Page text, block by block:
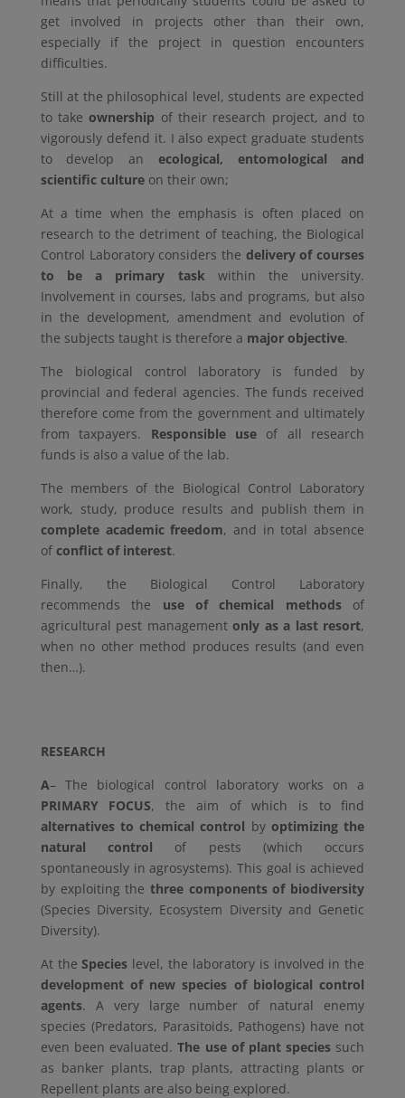
get involved in projects other than their own,
especially if the project in question encounters
difficulties.
Still at the philosophical level, students are expected
to takeownership of their research project, and to
vigorously defend it. I also expect graduate students
to develop an ecological, entomological and
scientific cultureon their own;
At a time when the emphasis is often placed on
research to the detriment of teaching, the Biological
Control Laboratory considers the delivery of courses
to be a primary taskwithin the university.
Involvement in courses, labs and programs, but also
in the development, amendment and evolution of
the subjects taught is therefore a major objective.
The biological control laboratory is funded by
provincial and federal agencies. The funds received
therefore come from the government and ultimately
from taxpayers. Responsible use of all research
funds is also a value of the lab.
The members of the Biological Control Laboratory
work, study, produce results and publish them in
complete academic freedom, and in total absence
of conflict of interest.
Finally, the Biological Control Laboratory
recommends the use of chemical methodsof
agricultural pest managementonly as a last resort,
when no other method produces results (and even
then…).
RESEARCH
A– The biological control laboratory works on a
PRIMARY FOCUS, the aim of which is to find
alternatives to chemical control by optimizing the
natural control of pests (which occurs
spontaneously in agrosystems). This goal is achieved
by exploiting the three components of biodiversity
(Species Diversity, Ecosystem Diversity and Genetic
Diversity).
At theSpecies level, the laboratory is involved in the
development of new species of biological control
agents. A very large number of natural enemy
species (Predators, Parasitoids, Pathogens) have not
even been evaluated.The use of plant species such
as banker plants, trap plants, attracting plants or
Repellent plants are also being explored.